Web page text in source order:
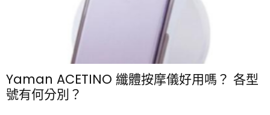
Yaman ACETINO 纖體按摩儀好用嗎？ 各型
號有何分別？